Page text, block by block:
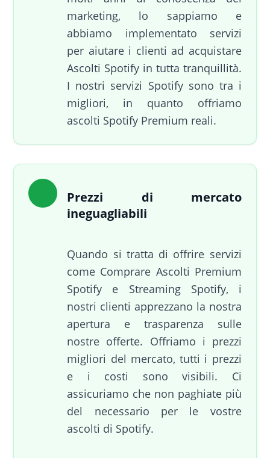
marketing, lo sappiamo e
abbiamo implementato servizi
per aiutare i clienti ad acquistare
Ascolti Spotify in tutta tranquillità.
I nostri servizi Spotify sono tra i
migliori, in quanto offriamo
ascolti Spotify Premium reali.
Prezzi di mercato
ineguagliabili
Quando si tratta di offrire servizi
come Comprare Ascolti Premium
Spotify e Streaming Spotify, i
nostri clienti apprezzano la nostra
apertura e trasparenza sulle
nostre offerte. Offriamo i prezzi
migliori del mercato, tutti i prezzi
e i costi sono visibili. Ci
assicuriamo che non paghiate più
del necessario per le vostre
ascolti di Spotify.